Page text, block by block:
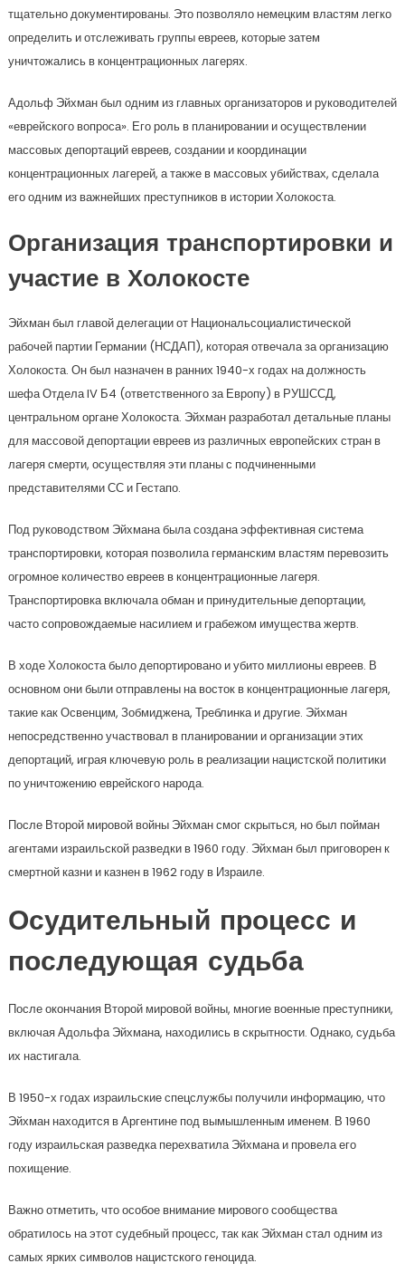
тщательно документированы. Это позволяло немецким властям легко
определить и отслеживать группы евреев, которые затем
уничтожались в концентрационных лагерях.
Адольф Эйхман был одним из главных организаторов и руководителей
«еврейского вопроса». Его роль в планировании и осуществлении
массовых депортаций евреев, создании и координации
концентрационных лагерей, а также в массовых убийствах, сделала
его одним из важнейших преступников в истории Холокоста.
Организация транспортировки и
участие в Холокосте
Эйхман был главой делегации от Национальсоциалистической
рабочей партии Германии (НСДАП), которая отвечала за организацию
Холокоста. Он был назначен в ранних 1940-х годах на должность
шефа Отдела IV Б4 (ответственного за Европу) в РУШССД,
центральном органе Холокоста. Эйхман разработал детальные планы
для массовой депортации евреев из различных европейских стран в
лагеря смерти, осуществляя эти планы с подчиненными
представителями СС и Гестапо.
Под руководством Эйхмана была создана эффективная система
транспортировки, которая позволила германским властям перевозить
огромное количество евреев в концентрационные лагеря.
Транспортировка включала обман и принудительные депортации,
часто сопровождаемые насилием и грабежом имущества жертв.
В ходе Холокоста было депортировано и убито миллионы евреев. В
основном они были отправлены на восток в концентрационные лагеря,
такие как Освенцим, Зобмиджена, Треблинка и другие. Эйхман
непосредственно участвовал в планировании и организации этих
депортаций, играя ключевую роль в реализации нацистской политики
по уничтожению еврейского народа.
После Второй мировой войны Эйхман смог скрыться, но был пойман
агентами израильской разведки в 1960 году. Эйхман был приговорен к
смертной казни и казнен в 1962 году в Израиле.
Осудительный процесс и
последующая судьба
После окончания Второй мировой войны, многие военные преступники,
включая Адольфа Эйхмана, находились в скрытности. Однако, судьба
их настигала.
В 1950-х годах израильские спецслужбы получили информацию, что
Эйхман находится в Аргентине под вымышленным именем. В 1960
году израильская разведка перехватила Эйхмана и провела его
похищение.
Важно отметить, что особое внимание мирового сообщества
обратилось на этот судебный процесс, так как Эйхман стал одним из
самых ярких символов нацистского геноцида.